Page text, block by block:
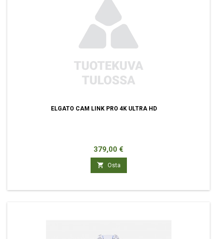
ELGATO CAM LINK PRO 4K ULTRA HD
Hinta
379,00 €
 Osta